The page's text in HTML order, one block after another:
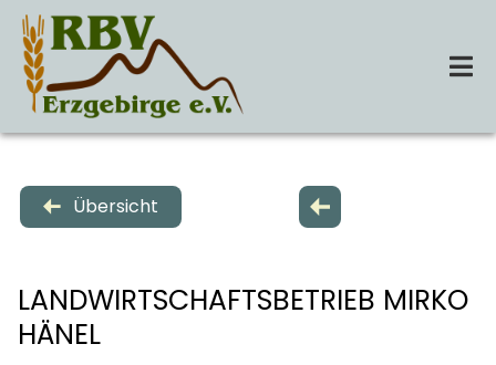
Zum
Inhalt
springen
Leistungen
Übersicht
LANDWIRTSCHAFTSBETRIEB MIRKO
HÄNEL